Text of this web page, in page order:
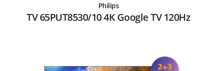
Philips
TV 65PUT8530/10 4K Google TV 120Hz